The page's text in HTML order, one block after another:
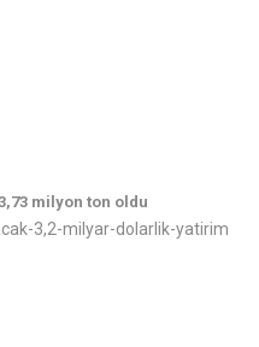
milyon ton oldu